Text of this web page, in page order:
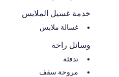
خدمة غسيل الملابس
غسالة ملابس
وسائل راحة
تدفئة
مروحة سقف